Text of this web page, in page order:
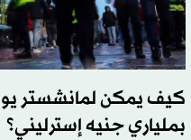
كيف يمكن لمانشستر
بملياري جنيه إسترليني؟